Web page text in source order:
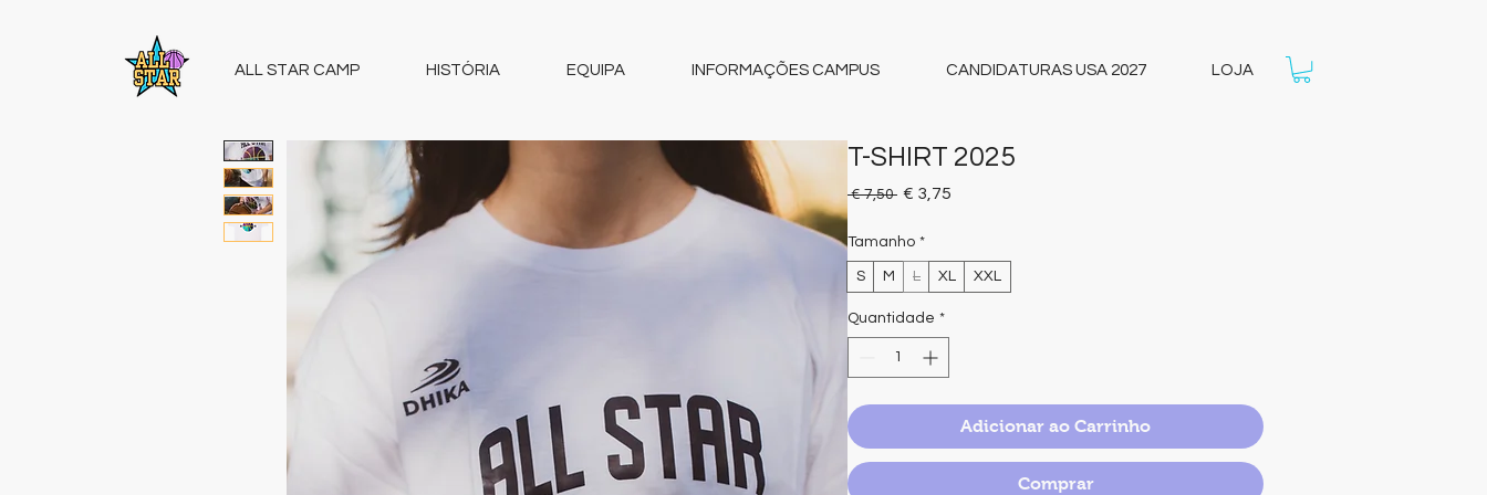
ALL STAR CAMP HISTÓRIA EQUIPA INFORMAÇÕES CAMPUS CANDIDATURAS USA 2027 LOJA
T-SHIRT 2025
€ 7,50 Preço
€ 3,75
Tamanho *
S M L XL XXL
Quantidade *
Adicionar ao Carrinho
Comprar